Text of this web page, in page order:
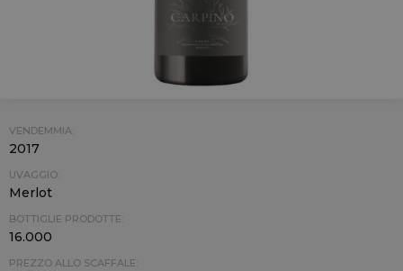
VENDEMMIA:
2017
UVAGGIO:
Merlot
BOTTIGLIE PRODOTTE:
16.000
PREZZO ALLO SCAFFALE: